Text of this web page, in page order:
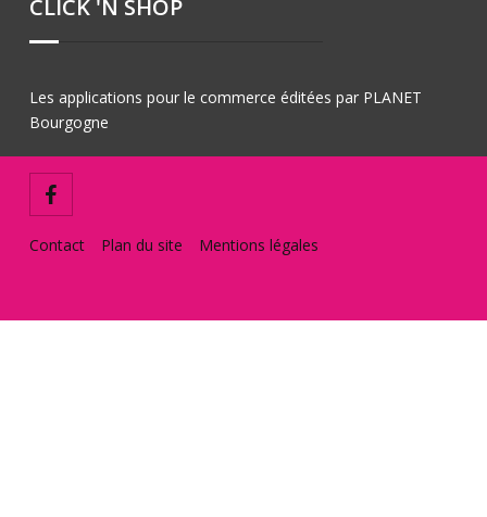
CLICK 'N SHOP
Les applications pour le commerce éditées par PLANET
Bourgogne
Contact Plan du site Mentions légales